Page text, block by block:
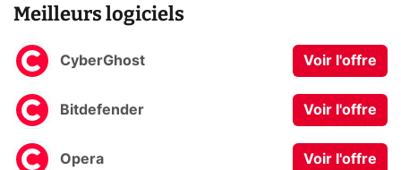
Meilleurs logiciels
CyberGhost Voir l'offre
Bitdefender Voir l'offre
Opera Voir l'offre